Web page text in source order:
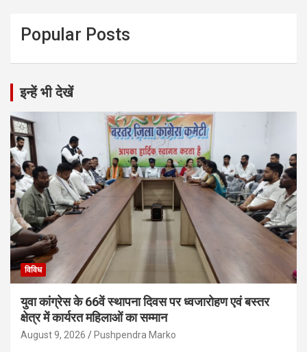
Popular Posts
इन्हें भी देखें
विविध
युवा कांग्रेस के 66वें स्थापना दिवस पर ध्वजारोहण एवं बस्तर
क्षेत्र में कार्यरत महिलाओं का सम्मान
August 9, 2026 Pushpendra Marko